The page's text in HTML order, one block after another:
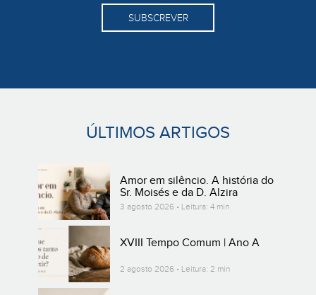
SUBSCREVER
ÚLTIMOS ARTIGOS
Amor em silêncio. A história do
Sr. Moisés e da D. Alzira
3 agosto 2026 • Leitura: 4 min
XVIII Tempo Comum | Ano A
2 agosto 2026 • Leitura: 2 min